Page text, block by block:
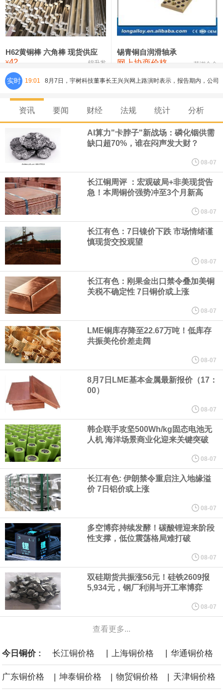
铸造铝合金锭(ZLD104) 24,300—24,500 24,400
压铸锌合金锭 26,500—26,700
氯化镍 38,300—40,300 39,300 0
H62黄铜棒 六角棒 现货供应
¥42 锦升发
锡青铜自润滑轴承
网上协商价格 芜湖合金
实时 19:01 8月7日，宇树科技董事长王兴兴网上路演时表示，报告期内，公司
研发费用金额分别为4,995.18万元、7,001.70万元、14,496.56万
元，最近3年复合增长率达70.36%，呈快速增长趋势，并形成多项
核心技术和知识产权。截至2026年1月31日，公司拥有262项专利权
（含境内发明专利20项）。
纽约期银日内涨4%，现报64.08美元/盎司。
宇树科技董事长、总经理兼首席技术官王兴兴在网上路演时表示，
经过多年研发创新和技术积累，公司逐步形成了包括一体化关节集
成技术、高紧凑度机器人身体集成技术、机器人激光雷达全自研核
心技术等多项已商业化应用的核心技术并已应用于公司的高性能通
用人形机器人、四足机器人等产品。
美国总统特朗普6日否认他对国防部长赫格塞思不满，称对赫格塞思
所做的工作“非常满意”。特朗普在社交媒体上发帖称，一些媒体有关
他与赫格塞思就弹药短缺问题发生冲突的报道是“完全没有根据的谣
言”，他对赫格塞思所做的工作“非常满意”。
纽约期银突破64美元/盎司，日内涨3.91%。
据报道，威刚近日在法说会上表示，在需求增加、价格走高及货源
稳定的三大有利因素带动下，预期第3季度营运将优于第2季度，并
进一步扩大全年营运成果。
美国国会预算办公室（CBO）于当地时间5日发布报告称，美国海军
计划建造的15艘核动力“特朗普级”（Trump-class）战列舰，从研发
到采购的总费用可能高达2750亿美元，为美国有史以来最昂贵的水
面战舰项目之一。 根据CBO的初步估算，首舰造价约234亿美元，
后续14艘平均每艘约180亿美元。
黄金价格有望录得自今年1月以来最大单周涨幅。油价走弱为金价提
资讯 要闻 财经 法规 统计 分析
AI算力"卡脖子"新战场：磷化铟供需
缺口超70%，谁在闷声发大财？
08-07
长江铜周评 ：宏观破局+非美现货告
急！本周铜价强势冲至3个月新高
08-07
长江有色：7日镍价下跌 市场情绪谨
慎现货交投观望
08-07
长江有色：刚果金出口禁令叠加美铜
关税不确定性 7日铜价或上涨
08-07
LME铜库存降至22.67万吨！低库存
共振美伦价差走阔
08-07
8月7日LME基本金属最新报价（17：
00）
08-07
韩企联手攻坚500Wh/kg固态电池无
人机 海洋场景商业化迎来关键突破
08-07
长江有色: 伊朗禁令重启注入地缘溢
价 7日铝价或上涨
08-07
多空博弈持续发酵！碳酸锂迎来阶段
性支撑，低位震荡格局难打破
08-07
双硅期货共振涨56元！硅铁2609报
5,934元，钢厂利润与开工率博弈
08-07
查看更多...
今日铜价 : 长江铜价格 | 上海铜价格 | 华通铜价格
广东铜价格 | 坤泰铜价格 | 物贸铜价格 | 天津铜价格